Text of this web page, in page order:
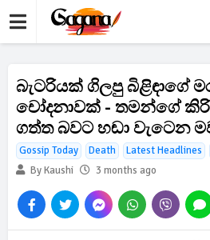
බැටරියක් ගිලපු බිළිඳාගේ
චෝදනාවක් - තමන්ගේ කිරි
ගත්ත බවට හඬා වැටෙන
Gossip Today Death Latest Headlines
By Kaushi
3 months ago